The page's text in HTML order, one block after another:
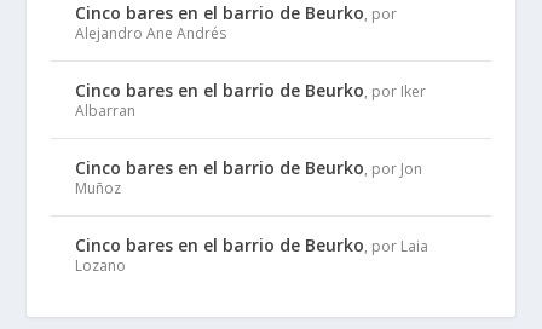
Cinco bares en el barrio de Beurko, por
Alejandro Ane Andrés
Cinco bares en el barrio de Beurko, por Iker
Albarran
Cinco bares en el barrio de Beurko, por Jon
Muñoz
Cinco bares en el barrio de Beurko, por Laia
Lozano